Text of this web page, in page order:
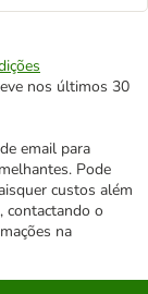
nos últimos 30
email para
Pode
custos além
contactando o
na